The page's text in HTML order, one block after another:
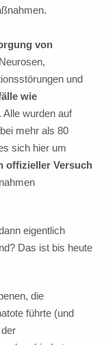
von
und
wie
Alle wurden auf
mehr als 80
sich hier um
offizieller Versuch
eigentlich
Das ist bis heute
die
führte (und